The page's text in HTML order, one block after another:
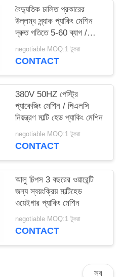
বৈদ্যুতিক চালিত প্রকারের
উল্লম্ব স্ন্যাক প্যাকিং মেশিন
দ্রুত গতিতে 5-60 ব্যাগ /
ন্যূনতম
negotiable MOQ:1 টুকরা
CONTACT
380V 50HZ পেস্ট্রি
প্যাকেজিং মেশিন / পিএলসি
নিয়ন্ত্রণ মাল্টি হেড প্যাকিং মেশিন
negotiable MOQ:1 টুকরা
CONTACT
আলু চিপস 3 বছরের ওয়ারেন্টি
জন্য স্বয়ংক্রিয় মাল্টিহেড
ওয়েইগার প্যাকিং মেশিন
negotiable MOQ:1 টুকরা
CONTACT
সব